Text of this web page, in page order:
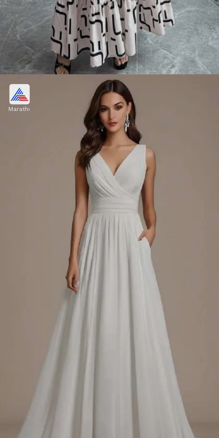
व्हर्टिकल प्रिंट मॅक्सी ड्रेस
उभ्या प्रिंटचा (व्हर्टिकल) मॅक्सी ड्रेस तुमचा लूक उंच दाखवतो.
हलक्या फॅब्रिकचा हा ड्रेस आरामदायी तर आहेच, पण तो तुम्हाला
स्टायलिश आणि एलिगंट लूकही देतो.
Image credits: pinterest
Marathi